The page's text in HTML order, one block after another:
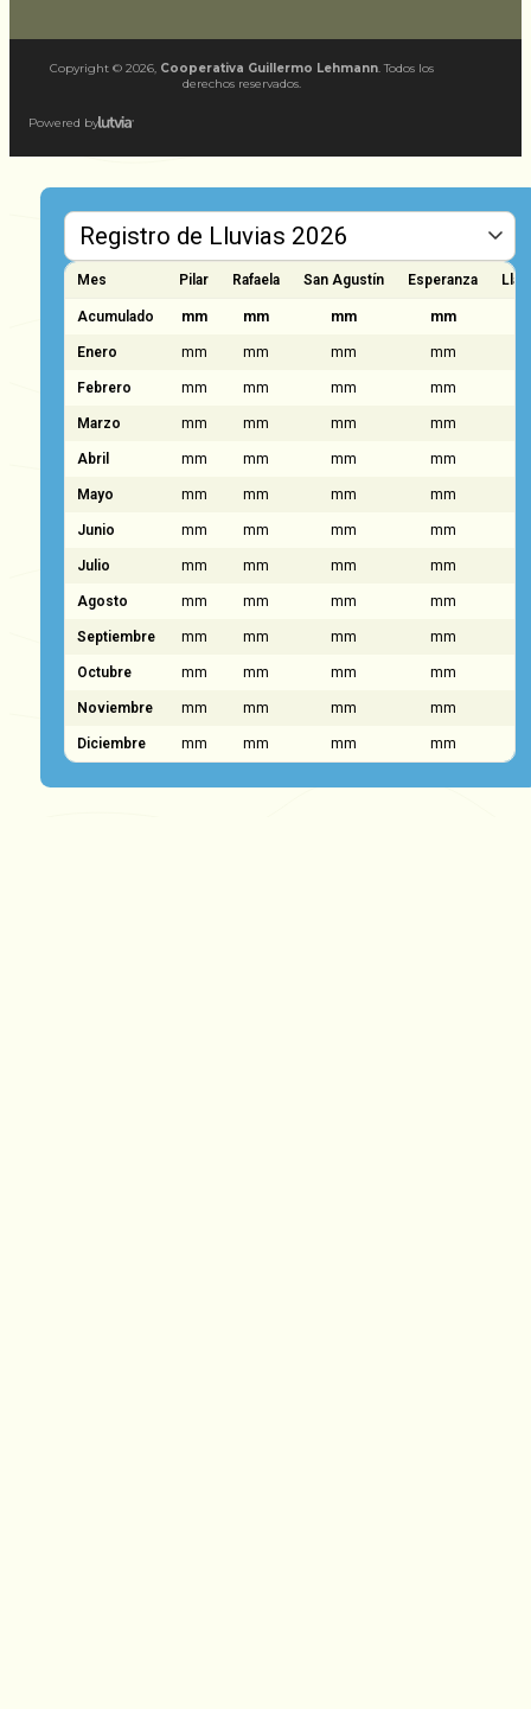
Copyright © 2026, Cooperativa Guillermo Lehmann. Todos los
derechos reservados.
Powered by
Mes Pilar Rafaela San Agustín Esperanza
Acumulado mm mm mm mm
Enero mm mm mm mm
Febrero mm mm mm mm
Marzo mm mm mm mm
Abril mm mm mm mm
Mayo mm mm mm mm
Junio mm mm mm mm
Julio mm mm mm mm
Agosto mm mm mm mm
Septiembre mm mm mm mm
Octubre mm mm mm mm
Noviembre mm mm mm mm
Diciembre mm mm mm mm